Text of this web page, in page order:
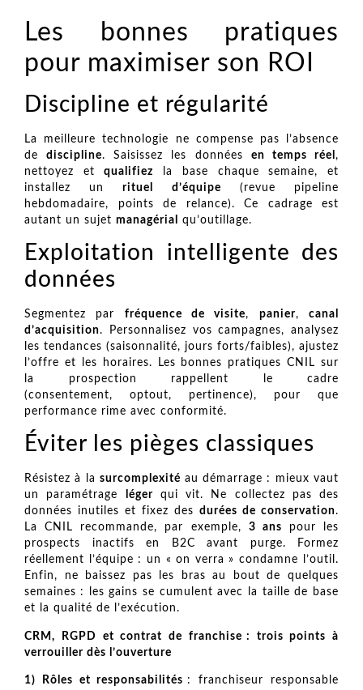
Les bonnes pratiques
pour maximiser son ROI
Discipline et régularité
La meilleure technologie ne compense pas l’absence
dediscipline. Saisissez les données en temps réel ,
nettoyez etqualifiez
la base chaque semaine, et
installez unrituel d’équipe (revue pipeline
hebdomadaire, points de relance). Ce cadrage est
autant un sujet managérial qu’outillage.
Exploitation intelligente des
données
Segmentez par fréquence de visite, panier,canal
d’acquisition. Personnalisez vos campagnes, analysez
les tendances (saisonnalité, jours forts/faibles), ajustez
l’offre et les horaires. Les bonnes pratiques CNIL sur
la prospection rappellent le cadre
(consentement, optout, pertinence), pour que
performance rime avec conformité.
Éviter les pièges classiques
Résistez à la surcomplexité au démarrage : mieux vaut
un paramétrage
légerqui vit. Ne collectez pas des
données inutiles et fixez des durées de conservation.
La CNIL recommande, par exemple, 3 ans pour les
prospects inactifs en B2C avant purge. Formez
réellement l’équipe : un « on verra » condamne l’outil.
Enfin, ne baissez pas les bras au bout de quelques
semaines : les gains se cumulent avec la taille de base
et la qualité de l’exécution.
CRM, RGPD et contrat de franchise : trois points à
verrouiller dès l’ouverture
1) Rôles et responsabilités : franchiseur responsable